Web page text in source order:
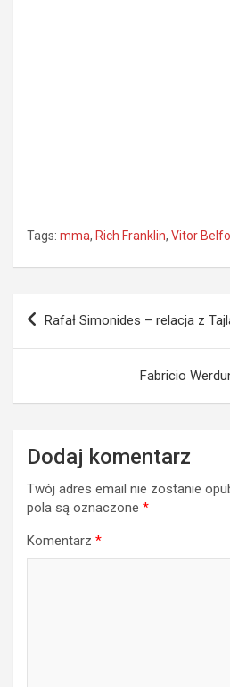
Tags: mma, Rich Franklin, Vitor
Nawigacja
Rafał Simonides – relacja z
Fabricio
Dodaj komentarz
Twój adres email nie zostanie
pola są oznaczone *
Komentarz *